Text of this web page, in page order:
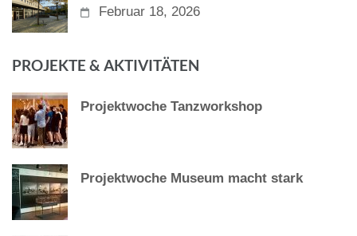
Februar 18, 2026
PROJEKTE & AKTIVITÄTEN
Projektwoche Tanzworkshop
Projektwoche Museum macht stark